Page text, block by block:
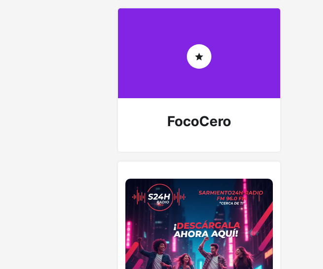
Kast
FocoCero